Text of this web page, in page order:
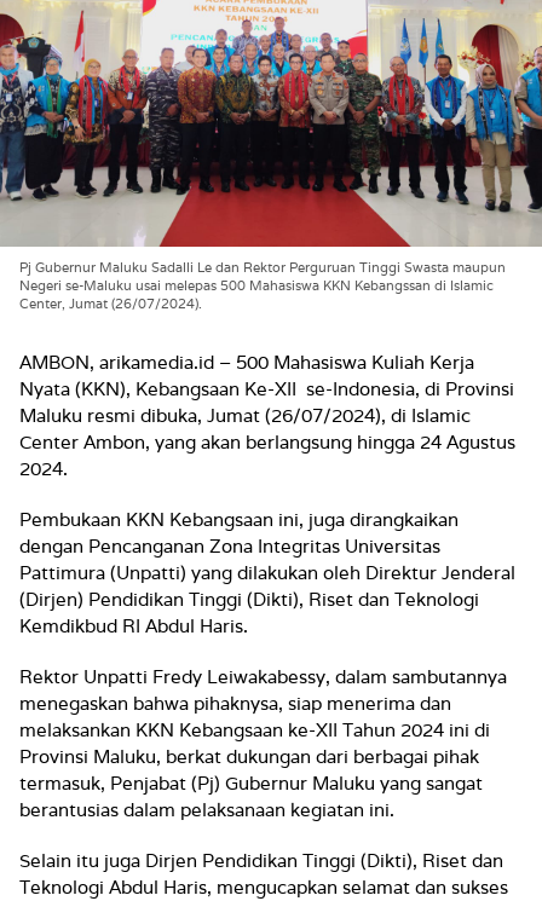
Pj Gubernur Maluku Sadalli Le dan Rektor Perguruan Tinggi Swasta maupun
Negeri se-Maluku usai melepas 500 Mahasiswa KKN Kebangssan di Islamic
Center, Jumat (26/07/2024).
AMBON, arikamedia.id – 500 Mahasiswa Kuliah Kerja
Nyata (KKN), Kebangsaan Ke-XII se-Indonesia, di Provinsi
Maluku resmi dibuka, Jumat (26/07/2024), di Islamic
Center Ambon, yang akan berlangsung hingga 24 Agustus
2024.
Pembukaan KKN Kebangsaan ini, juga dirangkaikan
dengan Pencanganan Zona Integritas Universitas
Pattimura (Unpatti) yang dilakukan oleh Direktur Jenderal
(Dirjen) Pendidikan Tinggi (Dikti), Riset dan Teknologi
Kemdikbud RI Abdul Haris.
Rektor Unpatti Fredy Leiwakabessy, dalam sambutannya
menegaskan bahwa pihaknysa, siap menerima dan
melaksankan KKN Kebangsaan ke-XII Tahun 2024 ini di
Provinsi Maluku, berkat dukungan dari berbagai pihak
termasuk, Penjabat (Pj) Gubernur Maluku yang sangat
berantusias dalam pelaksanaan kegiatan ini.
Selain itu juga Dirjen Pendidikan Tinggi (Dikti), Riset dan
Teknologi Abdul Haris, mengucapkan selamat dan sukses